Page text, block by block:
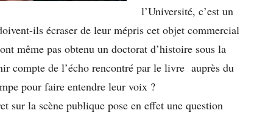
l’Université, c’est un
ils écraser de leur mépris cet objet commercial
même pas obtenu un doctorat d’histoire sous la
compte de l’écho rencontré par le livre auprès du
pour faire entendre leur voix ?
sur la scène publique pose en effet une question